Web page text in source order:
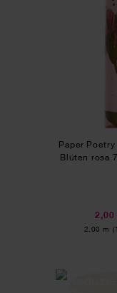
Paper
Blüten rosa
2,00
Inhalt:
2,00 m